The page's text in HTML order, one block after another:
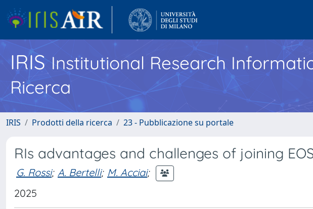
IRISInstitutional Research
Ricerca
IRIS Prodotti della ricerca 23 - Pubblicazione su portale
RIs advantages and challenges of joining
G. Rossi; A. Bertelli; M. Acciai;
2025